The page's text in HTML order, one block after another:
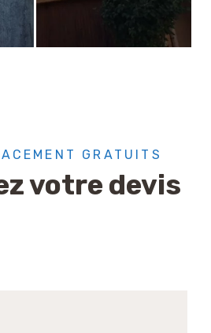
GRATUITS
votre devis